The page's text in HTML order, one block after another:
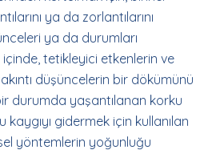
ya da zorlantılarını
ya da durumları
içinde, tetikleyici etkenlerin ve
düşüncelerin bir dökümünü
durumda yaşantılanan korku
kaygıyı gidermek için kullanılan
yöntemlerin yoğunluğu